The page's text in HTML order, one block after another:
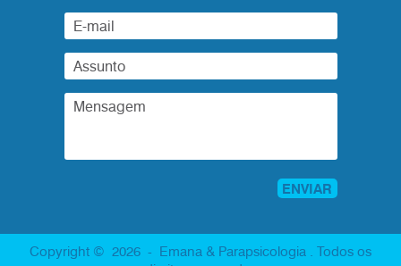
Copyright © 2026 - Emana & Parapsicologia . Todos os